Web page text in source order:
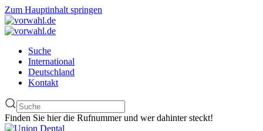
Zum Hauptinhalt springen
Suche
International
Deutschland
Kontakt
Finden Sie hier die Rufnummer und wer dahinter steckt!